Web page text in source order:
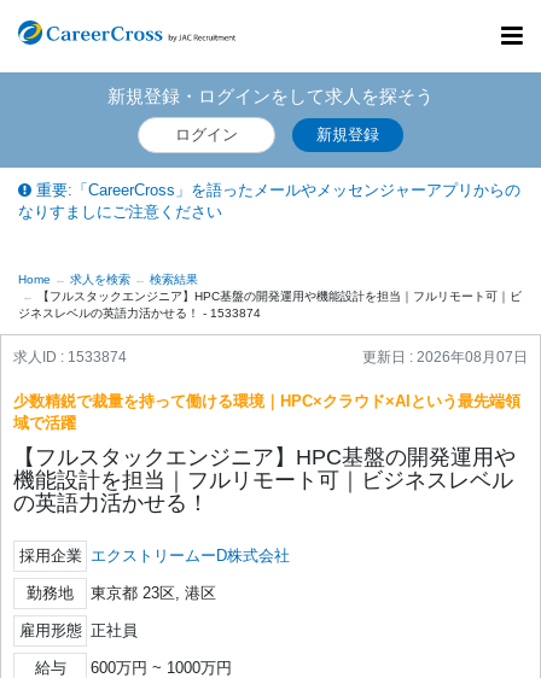
新規登録・ログインをして求人を探そう
ログイン 新規登録
重要:「CareerCross」を語ったメールやメッセンジャーアプリからの
なりすましにご注意ください
Home 求人を検索
検索結果
【フルスタックエンジニア】HPC基盤の開発運用や機能設計を担当｜フルリモート可｜ビ
ジネスレベルの英語力活かせる！ - 1533874
求人ID : 1533874 更新日 : 2026年08月07日
少数精鋭で裁量を持って働ける環境｜HPC×クラウド×AIという最先端領
域で活躍
【フルスタックエンジニア】HPC基盤の開発運用や
機能設計を担当｜フルリモート可｜ビジネスレベル
の英語力活かせる！
採用企業 エクストリームーD株式会社
勤務地 東京都 23区, 港区
雇用形態 正社員
給与 600万円 ~ 1000万円